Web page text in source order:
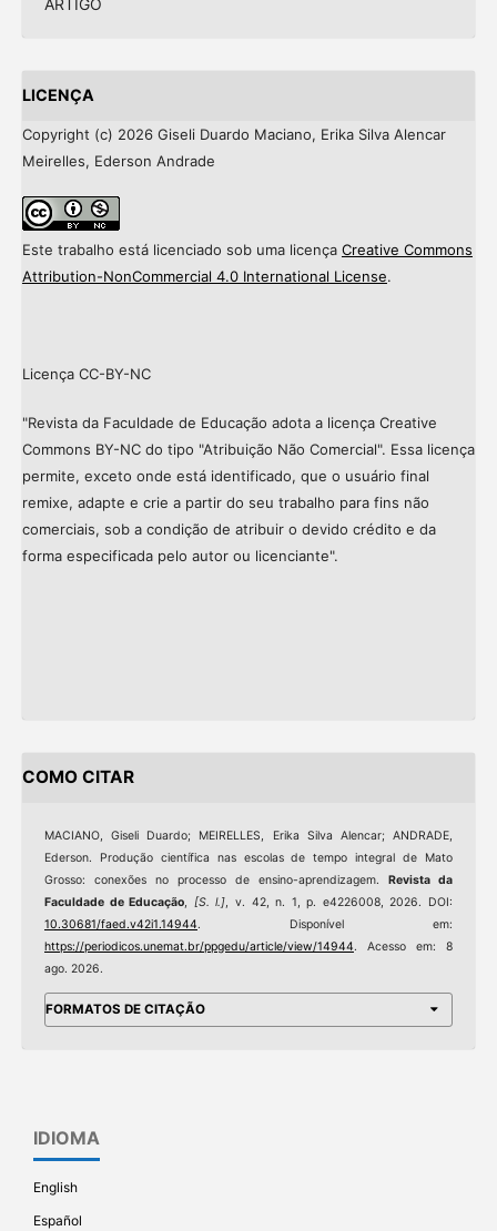
ARTIGO
LICENÇA
Copyright (c) 2026 Giseli Duardo Maciano, Erika Silva Alencar
Meirelles, Ederson Andrade
Este trabalho está licenciado sob uma licença Creative Commons
Attribution-NonCommercial 4.0 International License.
Licença CC-BY-NC
"Revista da Faculdade de Educação adota a licença Creative
Commons BY-NC do tipo "Atribuição Não Comercial". Essa licença
permite, exceto onde está identificado, que o usuário final
remixe, adapte e crie a partir do seu trabalho para fins não
comerciais, sob a condição de atribuir o devido crédito e da
forma especificada pelo autor ou licenciante".
COMO CITAR
MACIANO, Giseli Duardo; MEIRELLES, Erika Silva Alencar; ANDRADE,
Ederson. Produção científica nas escolas de tempo integral de Mato
Grosso: conexões no processo de ensino-aprendizagem.Revista da
Faculdade de Educação, [S. l.], v. 42, n. 1, p. e4226008, 2026. DOI:
10.30681/faed.v42i1.14944. Disponível em:
https://periodicos.unemat.br/ppgedu/article/view/14944. Acesso em: 8
ago. 2026.
FORMATOS DE CITAÇÃO
IDIOMA
English
Español